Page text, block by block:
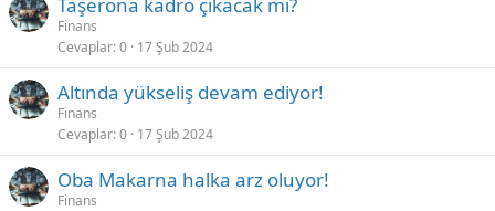
Finans
Cevaplar 0 17 Şub 2024
Altında yükseliş devam ediyor!
Finans
Cevaplar 0 17 Şub 2024
Oba Makarna halka arz oluyor!
Finans